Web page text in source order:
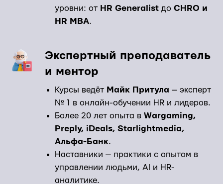
уровни: от HR Generalist до CHRO и
HR MBA.
Экспертный преподаватель
и ментор
Курсы ведёт Майк Притула — эксперт
№ 1 в онлайн-обучении HR и лидеров.
Более 20 лет опыта в Wargaming,
Preply, iDeals, Starlightmedia,
Альфа-Банк.
Наставники — практики с опытом в
управлении людьми, AI и HR-
аналитике.